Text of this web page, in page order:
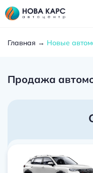
Главная Новые
Продажа